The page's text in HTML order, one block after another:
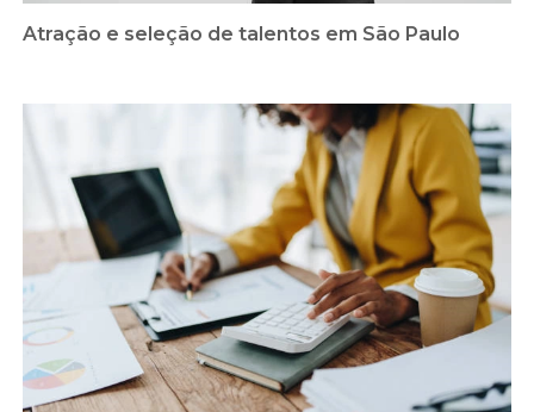
Atração e seleção de talentos em São Paulo